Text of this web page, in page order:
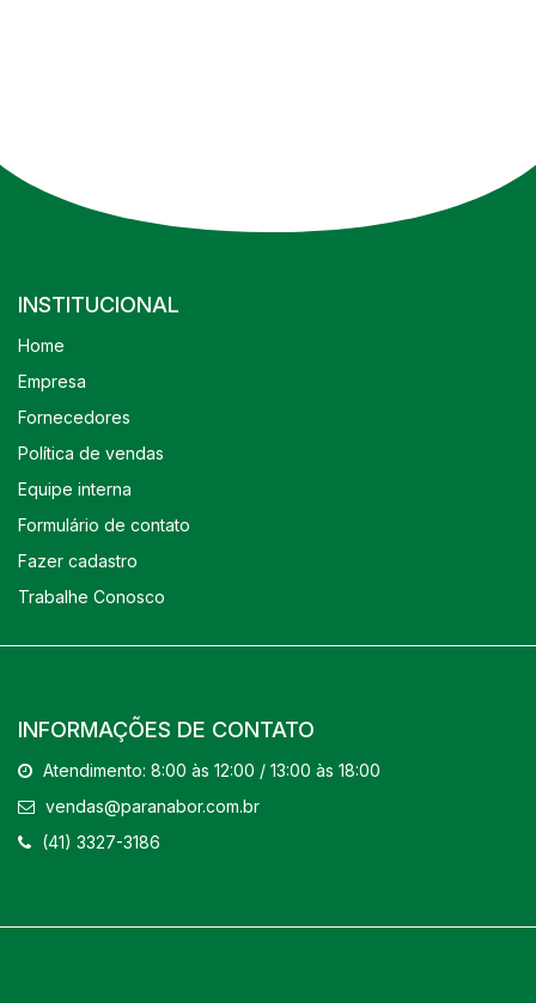
INSTITUCIONAL
Home
Empresa
Fornecedores
Política de vendas
Equipe interna
Formulário de contato
Fazer cadastro
Trabalhe Conosco
INFORMAÇÕES DE CONTATO
Atendimento: 8:00 às 12:00 / 13:00 às 18:00
vendas@paranabor.com.br
(41) 3327-3186